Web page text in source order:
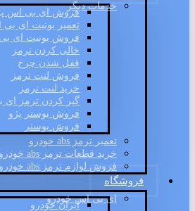
خدمات دیگر
فروش ای بی اس
تعمیر یونیت ای
فروش یونیت ای
خالی کردن ترمز
قفل شدن چرخ
فروش لنت ترمز
خرید لنت ترمز
گیر کردن ترمز
فروش بوستر پژو
فروش بوستر
تعمیر ترمز abs خودرو
خرید قطعات ترمز abs خودرو
فروش لوازم ترمز abs خودرو
فروشگاه
ای بی اس خودرو
ایران خودرو